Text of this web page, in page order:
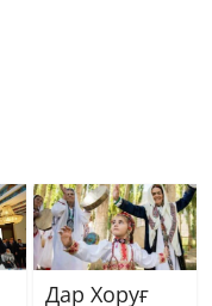
Дар Хоруғ